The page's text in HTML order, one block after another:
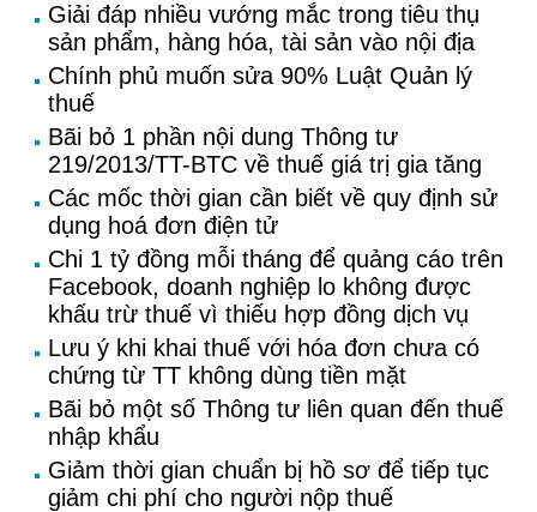
Giải đáp nhiều vướng mắc trong tiêu thụ
sản phẩm, hàng hóa, tài sản vào nội địa
Chính phủ muốn sửa 90% Luật Quản lý
thuế
Bãi bỏ 1 phần nội dung Thông tư
219/2013/TT-BTC về thuế giá trị gia tăng
Các mốc thời gian cần biết về quy định sử
dụng hoá đơn điện tử
Chi 1 tỷ đồng mỗi tháng để quảng cáo trên
Facebook, doanh nghiệp lo không được
khấu trừ thuế vì thiếu hợp đồng dịch vụ
Lưu ý khi khai thuế với hóa đơn chưa có
chứng từ TT không dùng tiền mặt
Bãi bỏ một số Thông tư liên quan đến thuế
nhập khẩu
Giảm thời gian chuẩn bị hồ sơ để tiếp tục
giảm chi phí cho người nộp thuế